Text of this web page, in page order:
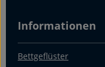
Informationen
Bettgeflüster